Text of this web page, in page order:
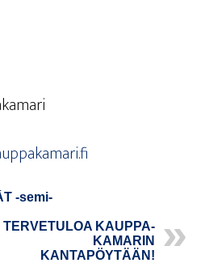
‑semi­
TER­VE­TU­LOA KAUP­PA­
KA­MA­RIN
KANTAPÖYTÄÄN!